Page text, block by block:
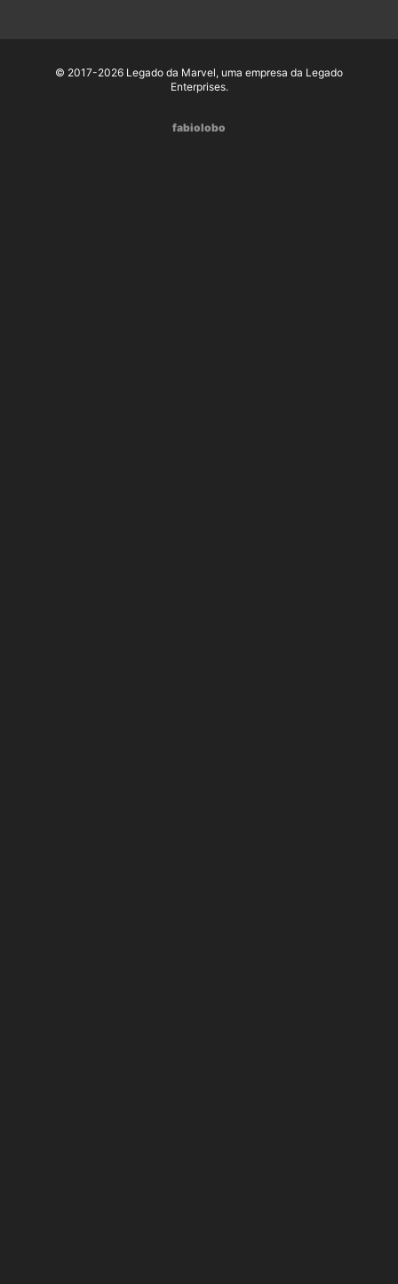
© 2017-2026 Legado da Marvel, uma empresa da Legado
Enterprises.
fabiolobo